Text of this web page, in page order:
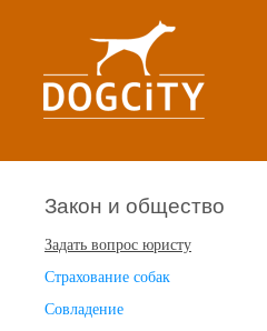
Закон и общество
Задать вопрос юристу
Страхование собак
Совладение